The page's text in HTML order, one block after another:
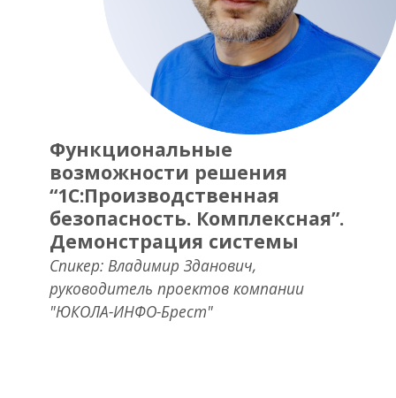
Функциональные
возможности решения
“1С:Производственная
безопасность. Комплексная”.
Демонстрация системы
Спикер: Владимир Зданович,
руководитель проектов компании
"ЮКОЛА-ИНФО-Брест"